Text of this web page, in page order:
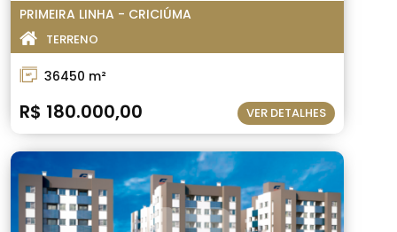
PRIMEIRA LINHA - CRICIÚMA
TERRENO
36450 m²
R$ 180.000,00 VER DETALHES